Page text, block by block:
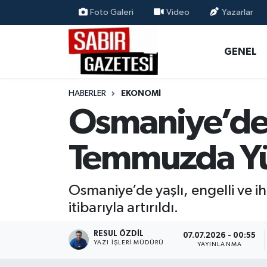
Foto Galeri Video Yazarlar
GENEL
HABERLER EKONOMI
Temmuzda
Osmaniye’de yaşlı, engelli ve
itibarıyla artırıldı.
RESUL ÖZDIL
YAZI İŞLERI MÜDÜRÜ
07.07.2026 - 00:55
YAYINLANMA
ÖZEL HABER
MAGAZİN
RESMİ İLANLAR
Osmaniye Nöbetçi Eczaneler
Osmaniye Hava Durumu
Osmaniye Trafik Yoğunluk Haritası
Süper Lig Puan Durumu ve Fikstür
Tüm Manşetler
Son Dakika Haberleri
Haber Arşivi